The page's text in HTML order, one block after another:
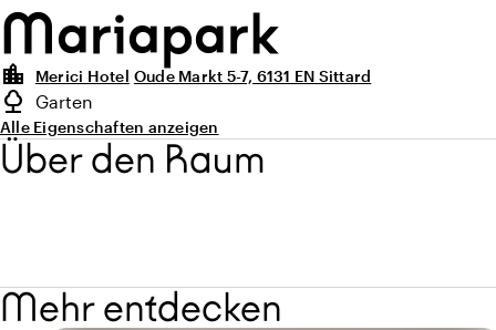
Mariapark
location_city
Merici Hotel Oude Markt 5-7, 6131 EN Sittard
Highlights
nature
Art des Außenbereichs
Garten
Alle Eigenschaften anzeigen
Über den Raum
Mehr entdecken